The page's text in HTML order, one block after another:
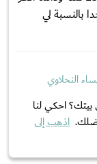
بالنسبة لي
النحلاوي
احكي لنا
اذهب إلى